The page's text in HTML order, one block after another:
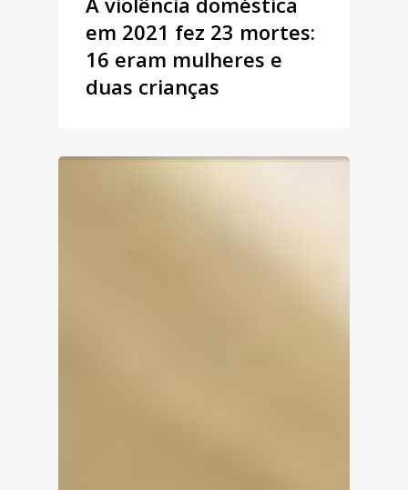
em 2021 fez 23 mortes:
16 eram mulheres e
duas crianças